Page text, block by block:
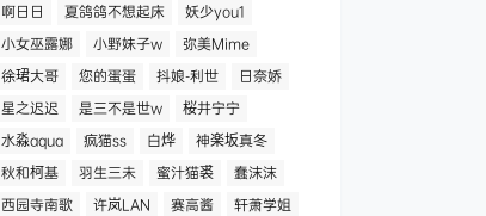
啊日日
夏鸽鸽不想起床
妖少you1
小女巫露娜
小野妹子w
弥美Mime
徐珺大哥
您的蛋蛋 抖娘-利世
日奈娇
星之迟迟
是三不是世w
桜井宁宁
水淼aqua
疯猫ss 白烨
神楽坂真冬
秋和柯基
羽生三未 蜜汁猫裘
蠢沫沫
西园寺南歌
许岚LAN 赛高酱
轩萧学姐